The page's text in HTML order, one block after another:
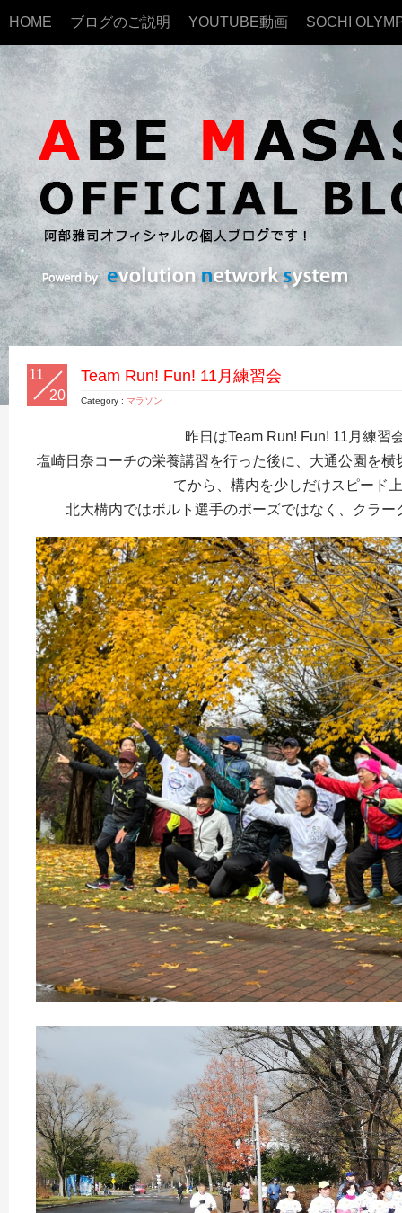
HOME ブログのご説明 YOUTUBE動画 SOCHI
11
20
Team Run! Fun! 11月練習会
Category : マラソン
昨日はTeam Run! Fun! 11月練習
塩崎日奈コーチの栄養講習を行った後に、大通公園を
てから、構内を少しだけスピード
北大構内ではボルト選手のポーズではなく、クラ